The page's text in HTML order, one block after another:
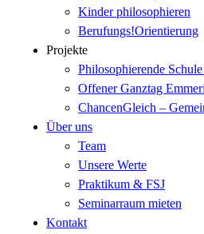
Kinder philosophieren
Berufungs!Orientierung
Projekte
Philosophierende
Offener Ganztag
ChancenGleich –
Über uns
Team
Unsere Werte
Praktikum & FSJ
Seminarraum mieten
Kontakt